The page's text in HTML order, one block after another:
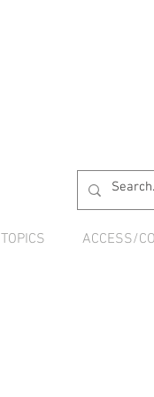
TOPICS ACCESS/